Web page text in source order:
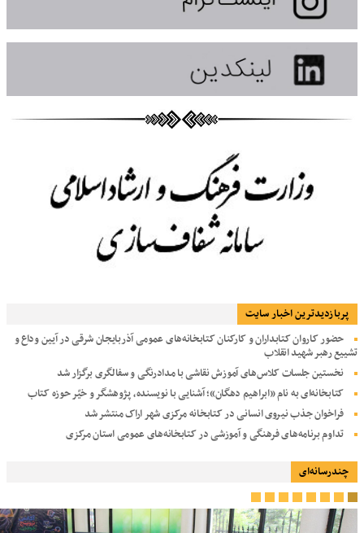
پربازديدترين اخبار سایت
حضور کاروان کتابداران و کارکنان کتابخانه‌های عمومی آذربایجان شرقی در آیین وداع و
تشییع رهبر شهید انقلاب
نخستین جلسات کلاس‌های آموزش نقاشی با مدادرنگی و سفالگری برگزار شد
کتابخانه‌ای به نام «ابراهیم دهگان»؛ آشنایی با نویسنده، پژوهشگر و خیّر حوزه کتاب
فراخوان جذب نیروی انسانی در کتابخانه مرکزی شهر اراک منتشر شد
تداوم برنامه‌های فرهنگی و آموزشی در کتابخانه‌های عمومی استان مرکزی
چندرسانه‌ای